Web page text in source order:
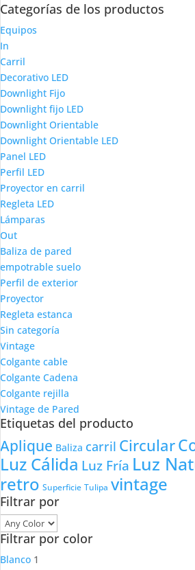
Categorías de los productos
Equipos
In
Carril
Decorativo LED
Downlight Fijo
Downlight fijo LED
Downlight Orientable
Downlight Orientable LED
Panel LED
Perfil LED
Proyector en carril
Regleta LED
Lámparas
Out
Baliza de pared
empotrable suelo
Perfil de exterior
Proyector
Regleta estanca
Sin categoría
Vintage
Colgante cable
Colgante Cadena
Colgante rejilla
Vintage de Pared
Etiquetas del producto
Aplique Baliza carril Circular
Luz Cálida Luz Fría Luz
retro Superficie Tulipa vintage
Filtrar por
Filtrar por color
Blanco 1